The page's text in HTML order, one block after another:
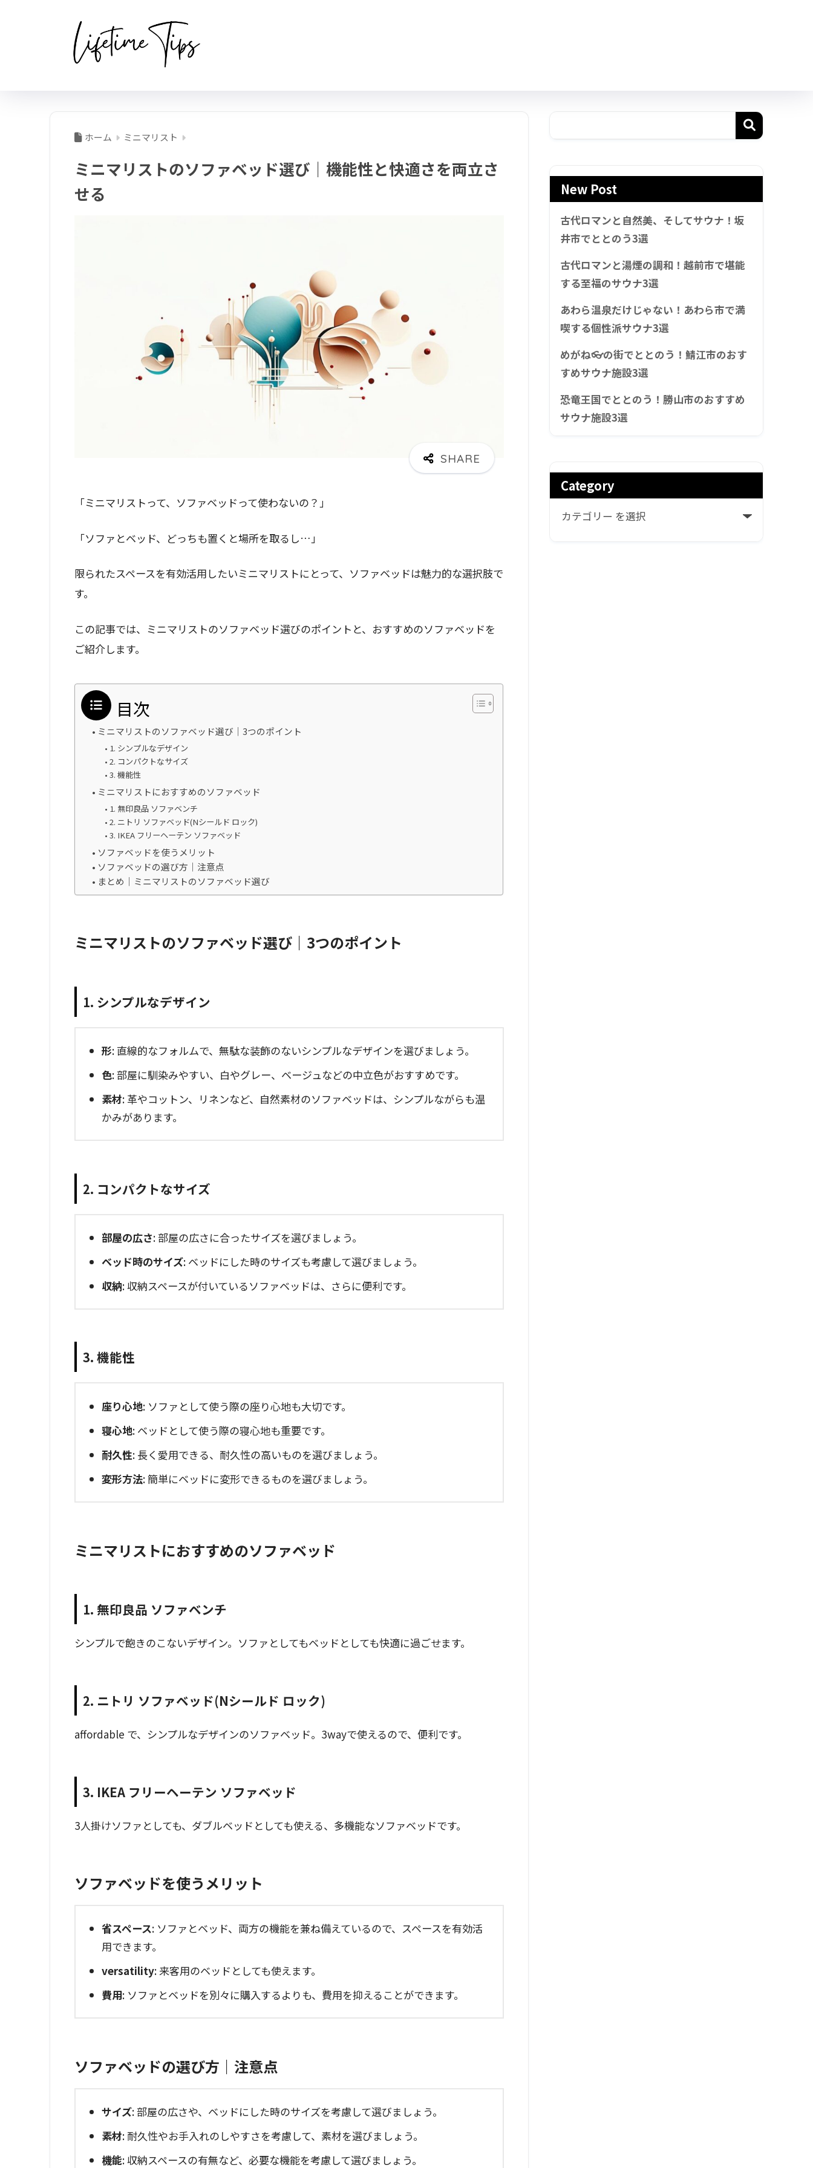
ホーム ミニマリスト
ミニマリストのソファベッド選び｜機能性と快適さを両立さ
せる
「ミニマリストって、ソファベッドって使わないの？」
「ソファとベッド、どっちも置くと場所を取るし…」
限られたスペースを有効活用したいミニマリストにとって、ソファベッドは魅力的な選択肢で
す。
この記事では、ミニマリストのソファベッド選びのポイントと、おすすめのソファベッドを
ご紹介します。
目次
ミニマリストのソファベッド選び｜3つのポイント
1. シンプルなデザイン
2. コンパクトなサイズ
3. 機能性
ミニマリストにおすすめのソファベッド
1. 無印良品 ソファベンチ
2. ニトリ ソファベッド(Nシールド ロック)
3. IKEA フリーヘーテン ソファベッド
ソファベッドを使うメリット
ソファベッドの選び方｜注意点
まとめ｜ミニマリストのソファベッド選び
ミニマリストのソファベッド選び｜3つのポイント
1. シンプルなデザイン
形: 直線的なフォルムで、無駄な装飾のないシンプルなデザインを選びましょう。
色: 部屋に馴染みやすい、白やグレー、ベージュなどの中立色がおすすめです。
素材: 革やコットン、リネンなど、自然素材のソファベッドは、シンプルながらも温
かみがあります。
2. コンパクトなサイズ
部屋の広さ: 部屋の広さに合ったサイズを選びましょう。
ベッド時のサイズ: ベッドにした時のサイズも考慮して選びましょう。
収納: 収納スペースが付いているソファベッドは、さらに便利です。
3. 機能性
座り心地: ソファとして使う際の座り心地も大切です。
寝心地: ベッドとして使う際の寝心地も重要です。
耐久性: 長く愛用できる、耐久性の高いものを選びましょう。
変形方法: 簡単にベッドに変形できるものを選びましょう。
ミニマリストにおすすめのソファベッド
1. 無印良品 ソファベンチ
シンプルで飽きのこないデザイン。ソファとしてもベッドとしても快適に過ごせます。
2. ニトリ ソファベッド(Nシールド ロック)
affordable で、シンプルなデザインのソファベッド。3wayで使えるので、便利です。
3. IKEA フリーヘーテン ソファベッド
3人掛けソファとしても、ダブルベッドとしても使える、多機能なソファベッドです。
ソファベッドを使うメリット
省スペース: ソファとベッド、両方の機能を兼ね備えているので、スペースを有効活
用できます。
versatility: 来客用のベッドとしても使えます。
費用: ソファとベッドを別々に購入するよりも、費用を抑えることができます。
ソファベッドの選び方｜注意点
サイズ: 部屋の広さや、ベッドにした時のサイズを考慮して選びましょう。
素材: 耐久性やお手入れのしやすさを考慮して、素材を選びましょう。
機能: 収納スペースの有無など、必要な機能を考慮して選びましょう。
New Post
古代ロマンと自然美、そしてサウナ！坂
井市でととのう3選
古代ロマンと湯煙の調和！越前市で堪能
する至福のサウナ3選
あわら温泉だけじゃない！あわら市で満
喫する個性派サウナ3選
めがね👓の街でととのう！鯖江市のおす
すめサウナ施設3選
恐竜王国でととのう！勝山市のおすすめ
サウナ施設3選
Category